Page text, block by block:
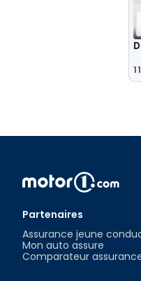
Partenaires
Assurance jeune
Mon auto assure
Comparateur